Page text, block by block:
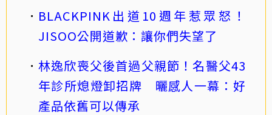
BLACKPINK出道10週年惹眾怒！
JISOO公開道歉：讓你們失望了
林逸欣喪父後首過父親節！名醫父43
年診所熄燈卸招牌 曬感人一幕：好
產品依舊可以傳承